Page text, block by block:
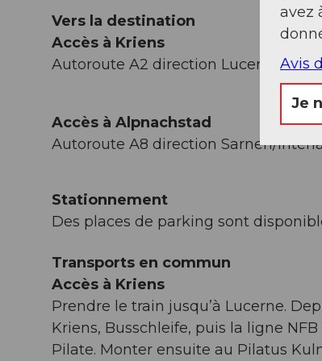
Vers la destination
Accès à Kriens
Autoroute A2 direction Lucerne,
Accès à Alpnachstad
Autoroute A8 direction Sarnen/
Stationnement
Des places de parking sont
Transports en commun
Accès à Kriens
Prendre le train jusqu’à Lucerne.
Kriens, Busschleife, puis la ligne
Pilate. Monter ensuite au Pilatus
avez
Avis
Je